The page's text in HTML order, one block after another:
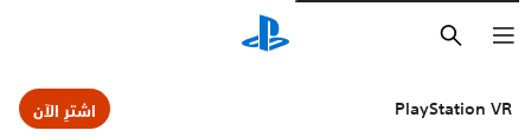
PlayStation VR اشترِ الآن